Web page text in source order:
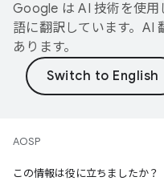
Google は AI 技術を使用
語に翻訳しています。AI
あります。
AOSP
この情報は役に立ちましたか？